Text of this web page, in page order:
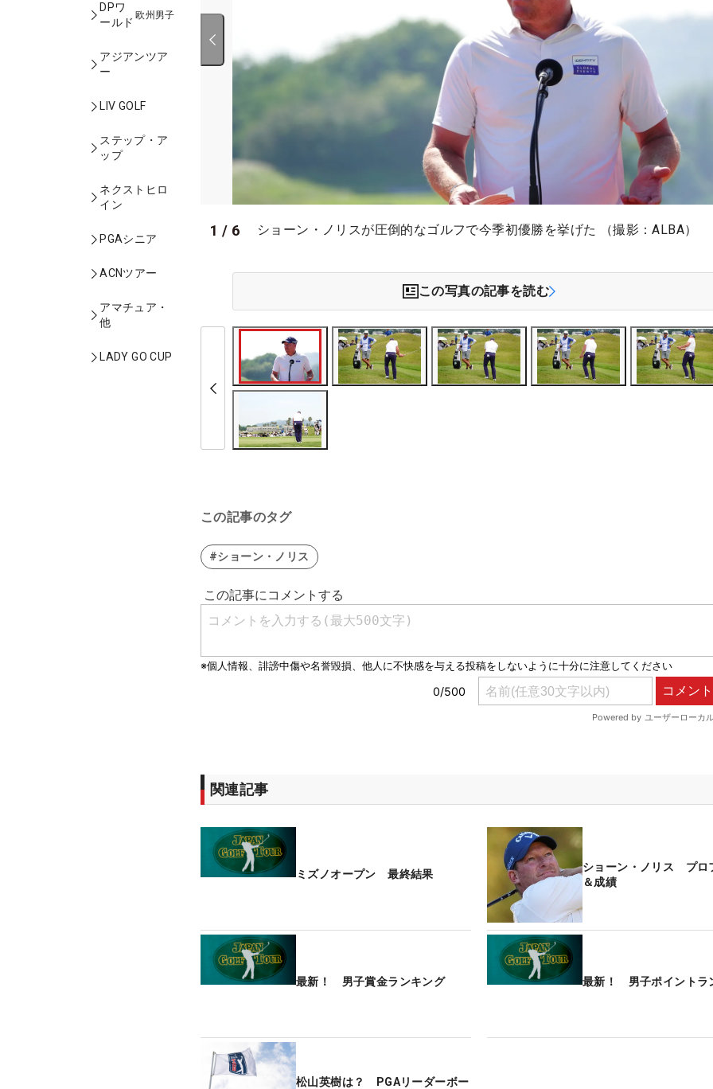
DPワ
ールド
欧州男子
アジアンツア
ー
LIV GOLF
ステップ・ア
ップ
ネクストヒロ
イン
PGAシニア
ACNツアー
アマチュア・
他
LADY GO CUP
1 / 6 ショーン・ノリスが圧倒的なゴルフで今季初優勝を挙げた （撮影：ALBA）
この写真の記事を読む
この記事のタグ
#ショーン・ノリス
関連記事
ミズノオープン 最終結果
ショーン・ノリス プロ
＆成績
最新！ 男子賞金ランキング 最新！ 男子ポイントラ
松山英樹は？ PGAリーダーボー